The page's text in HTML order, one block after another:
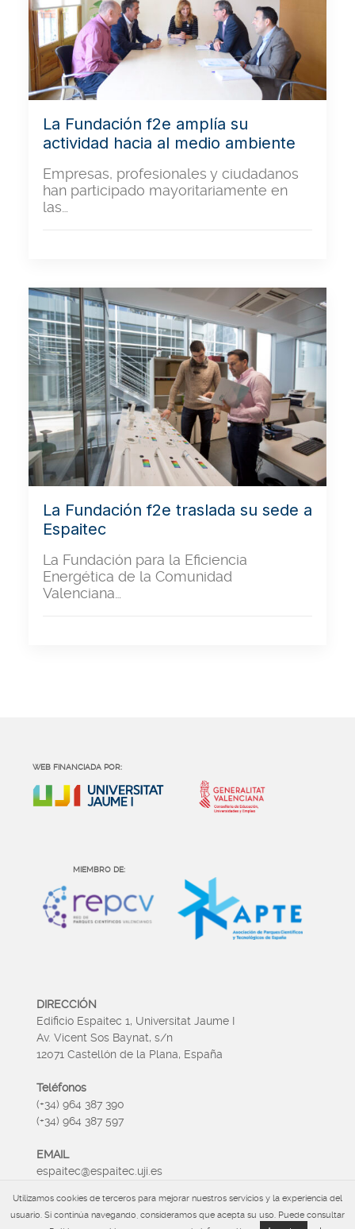
La Fundación f2e amplía su
actividad hacia al medio ambiente
Empresas, profesionales y ciudadanos
han participado mayoritariamente en
las…
La Fundación f2e traslada su sede a
Espaitec
La Fundación para la Eficiencia
Energética de la Comunidad
Valenciana…
WEB FINANCIADA POR:
MIEMBRO DE:
DIRECCIÓN
Edificio Espaitec 1, Universitat Jaume I
Av. Vicent Sos Baynat, s/n
12071 Castellón de la Plana, España
Teléfonos
(+34) 964 387 390
(+34) 964 387 597
EMAIL
espaitec@espaitec.uji.es
HORARIO
Lunes a Viernes 09:00 – 15.00
Utilizamos cookies de terceros para mejorar nuestros servicios y la experiencia del
usuario. Si continúa navegando, consideramos que acepta su uso. Puede consultar